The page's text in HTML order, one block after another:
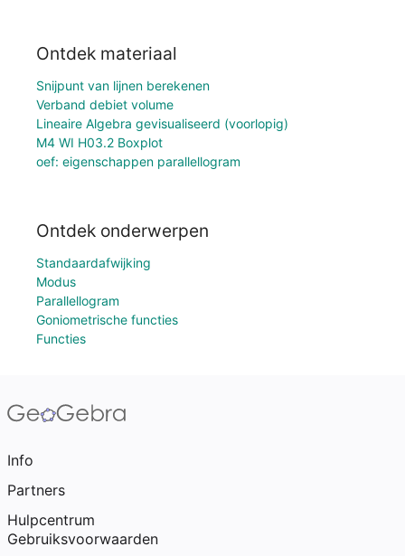
Ontdek materiaal
Snijpunt van lijnen berekenen
Verband debiet volume
Lineaire Algebra gevisualiseerd (voorlopig)
M4 WI H03.2 Boxplot
oef: eigenschappen parallellogram
Ontdek onderwerpen
Standaardafwijking
Modus
Parallellogram
Goniometrische functies
Functies
Info
Partners
Hulpcentrum
Gebruiksvoorwaarden